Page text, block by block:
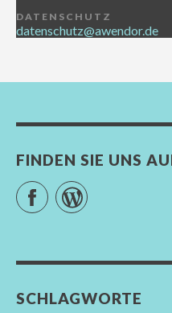
DATENSCHUTZ
datenschutz@awendor.de
FINDEN SIE UNS
FacebookWordPress
SCHLAGWORTE